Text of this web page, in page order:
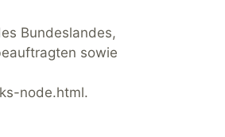
Bundeslandes,
sowie
node.html.